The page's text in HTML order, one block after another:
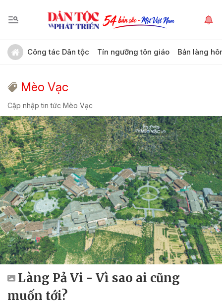
Công tác Dân tộc Tín ngưỡng tôn giáo Bản làng
Mèo Vạc
Cập nhập tin tức Mèo Vạc
Làng Pả Vi - Vì sao ai cũng
muốn tới?